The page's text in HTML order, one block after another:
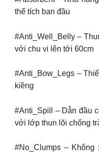
thể tích ban đầu
#Anti_Well_Belly –
với chu vi lên tới 60cm
#Anti_Bow_Legs –
kiềng
#Anti_Spill – Dẫn đầu
với lớp thun lõi chống
#No_Clumps – Không